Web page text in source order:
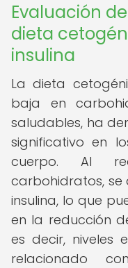
Evaluación
dieta
insulina
La dieta
baja en
saludables, ha
significativo en
cuerpo. Al
carbohidratos, se
insulina, lo que
en la reducción
es decir, niveles
relacionado